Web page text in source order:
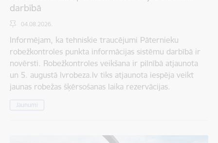
darbībā
04.08.2026.
Informējam, ka tehniskie traucējumi Pāternieku
robežkontroles punkta informācijas sistēmu darbībā ir
novērsti. Robežkontroles veikšana ir pilnībā atjaunota
un 5. augustā lvrobeza.lv tiks atjaunota iespēja veikt
jaunas robežas šķērsošanas laika rezervācijas.
Jaunumi